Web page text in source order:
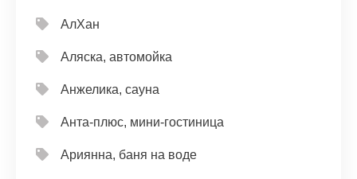
АлХан
Аляска, автомойка
Анжелика, сауна
Анта-плюс, мини-гостиница
Ариянна, баня на воде